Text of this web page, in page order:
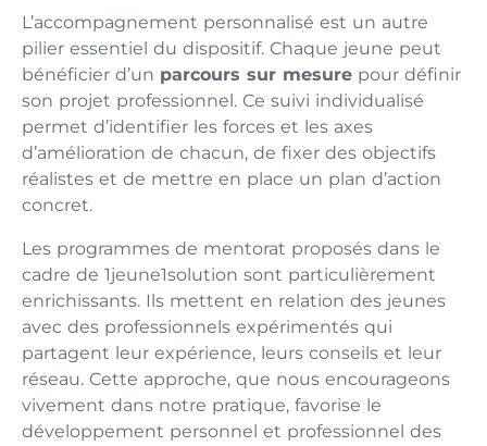
L’accompagnement personnalisé est un autre
pilier essentiel du dispositif. Chaque jeune peut
bénéficier d’un parcours sur mesure pour définir
son projet professionnel. Ce suivi individualisé
permet d’identifier les forces et les axes
d’amélioration de chacun, de fixer des objectifs
réalistes et de mettre en place un plan d’action
concret.
Les programmes de mentorat proposés dans le
cadre de 1jeune1solution sont particulièrement
enrichissants. Ils mettent en relation des jeunes
avec des professionnels expérimentés qui
partagent leur expérience, leurs conseils et leur
réseau. Cette approche, que nous encourageons
vivement dans notre pratique, favorise le
développement personnel et professionnel des